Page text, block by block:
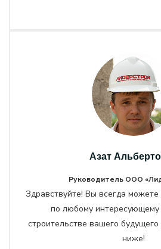
Азат
Руководитель ООО
Здравствуйте! Вы всегда
по любому интересующему
строительстве вашего
ниже!